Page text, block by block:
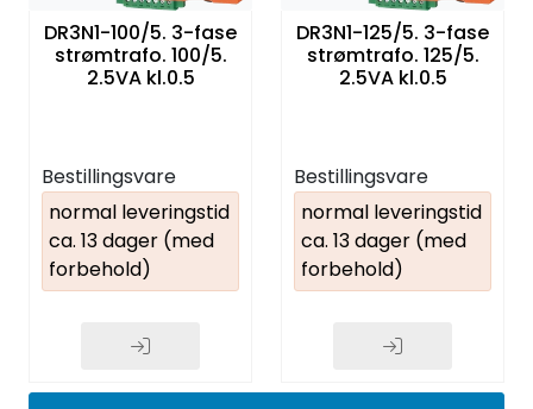
DR3N1-100/5. 3-fase
strømtrafo. 100/5.
2.5VA kl.0.5
Bestillingsvare
normal leveringstid
ca. 13 dager (med
forbehold)
DR3N1-125/5. 3-fase
strømtrafo. 125/5.
2.5VA kl.0.5
Bestillingsvare
normal leveringstid
ca. 13 dager (med
forbehold)